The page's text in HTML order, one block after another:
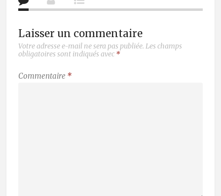
Laisser un commentaire
Votre adresse e-mail ne sera pas publiée. Les champs
obligatoires sont indiqués avec *
Commentaire *